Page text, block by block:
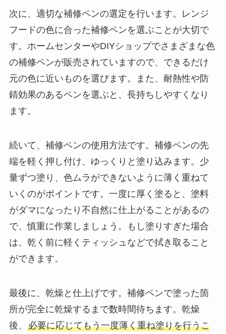
次に、適切な補修ペンの選定を行います。レンジ
フードの色に合った補修ペンを選ぶことが大切で
す。ホームセンターやDIYショップでさまざまな色
の補修ペンが販売されていますので、できるだけ
元の色に近いものを選びます。また、耐熱性や防
錆効果のあるペンを選ぶと、長持ちしやすくなり
ます。
続いて、補修ペンの使用方法です。補修ペンの先
端を軽く押し付け、ゆっくりと塗り込みます。少
量ずつ塗り、色ムラができないように薄く重ねて
いくのがポイントです。一度に厚く塗ると、塗料
がダマになったり不自然に仕上がることがあるの
で、慎重に作業しましょう。もし塗りすぎた場合
は、乾く前に軽くティッシュなどで拭き取ること
ができます。
最後に、乾燥と仕上げです。補修ペンで塗った箇
所が完全に乾燥するまで数時間待ちます。乾燥
後、 必要に応じてもう一度薄く重ね塗りを行うこ